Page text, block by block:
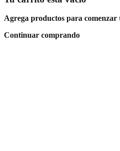
Agrega productos para comenzar
Continuar comprando